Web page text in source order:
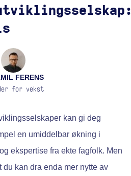
FERENS
for vekst
kan gi deg
en umiddelbar økning i
ekspertise fra ekte fagfolk. Men
du kan dra enda mer nytte av